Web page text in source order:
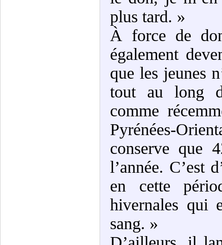
plus tard. »
À force de
également
que les jeunes
tout au long
comme
Pyrénées-
conserve que
l’année. C’est
en cette
hivernales qui
sang. »